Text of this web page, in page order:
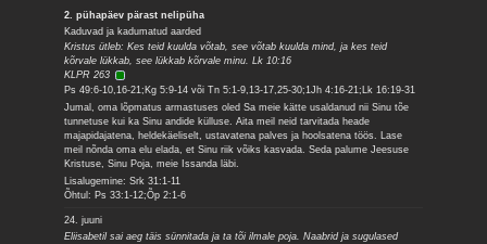
2. pühapäev pärast nelipüha
Kaduvad ja kadumatud aarded
Kristus ütleb: Kes teid kuulda võtab, see võtab kuulda mind, ja kes teid
kõrvale lükkab, see lükkab kõrvale minu. Lk 10:16
KLPR 263
Ps 49:6-10,16-21;Kg 5:9-14 või Tn 5:1-9,13-17,25-30;1Jh 4:16-21;Lk 16:19-31
Jumal, oma lõpmatus armastuses oled Sa meie kätte usaldanud nii Sinu tõe
tunnetuse kui ka Sinu andide külluse. Aita meil neid tarvitada heade
majapidajatena, heldekäeliselt, ustavatena palves ja hoolsatena töös. Lase
meil nõnda oma elu elada, et Sinu riik võiks kasvada. Seda palume Jeesuse
Kristuse, Sinu Poja, meie Issanda läbi.
Lisalugemine: Srk 31:1-11
Õhtul: Ps 33:1-12;Õp 2:1-6
24. juuni
Eliisabetil sai aeg täis sünnitada ja ta tõi ilmale poja. Naabrid ja sugulased